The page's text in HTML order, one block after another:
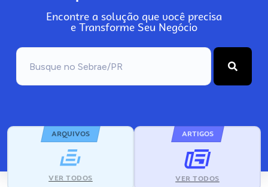
Encontre a solução que você precisa
e Transforme Seu Negócio
ARQUIVOS
VER TODOS
ARTIGOS
VER TODOS